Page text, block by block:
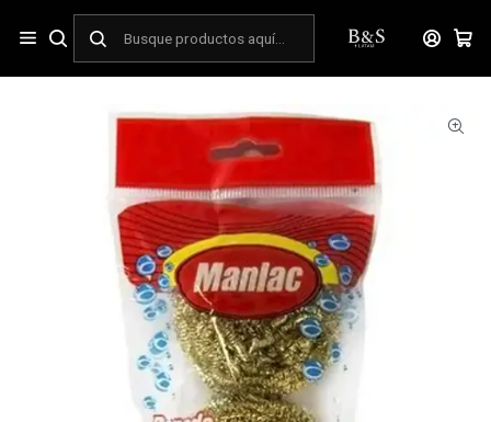
Esponja de olla dorada Manlac paquete 3 unidades